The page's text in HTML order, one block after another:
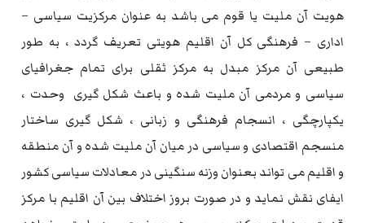
هویت آن ملیت یا قوم می باشد به عنوان مرکزیت سیاسی –
اداری – فرهنگی کل آن اقلیم هویتی تعریف گردد ، به طور
طبیعی آن مرکز مبدل به مرکز ثقلی برای تمام جغرافیای
سیاسی و مردمی آن ملیت شده و باعث شکل گیری وحدت ،
یکپارچگی ، انسجام فرهنگی و زبانی ، شکل گیری ساختار
منسجم اقتصادی و سیاسی در میان آن ملیت شده و آن منطقه
و اقلیم می تواند بعنوان وزنه سنگینی در معادلات سیاسی کشور
ایفای نقش نماید و در صورت بروز اختلاف بین آن اقلیم با مرکز